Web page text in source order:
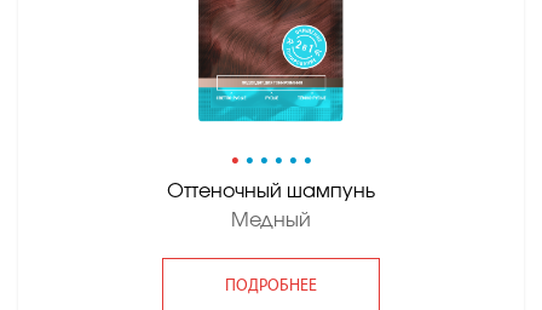
• • • • • •
Оттеночный шампунь
Медный
ПОДРОБНЕЕ